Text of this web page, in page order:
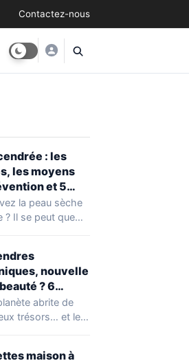
Contactez-nous
: les
les moyens
et 5
de la traiter
la peau sèche
? Il se peut que
nouvelle
? 6
pour la
connaître
abrite de
trésors… et les
maison à